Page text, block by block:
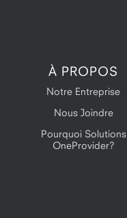
À PROPOS
Notre Entreprise
Nous Joindre
Pourquoi Solutions
OneProvider?